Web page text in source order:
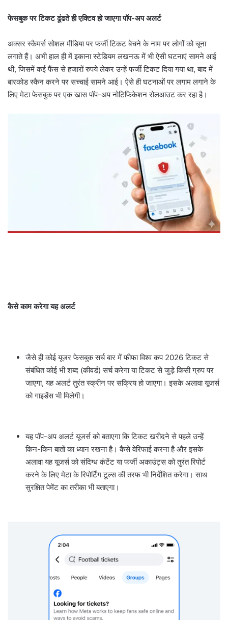
फेसबुक पर टिकट ढूंढते ही एक्टिव हो जाएगा पॉप-अप अलर्ट
अक्सर स्कैमर्स सोशल मीडिया पर फर्जी टिकट बेचने के नाम पर लोगों को चूना
लगाते हैं। अभी हाल ही में इकाना स्टेडियम लखनऊ में भी ऐसी घटनाएं सामने आई
थी, जिसमें कई फैंस से हजारों रुपये लेकर उन्हें फर्जी टिकट दिया गया था, बाद में
बारकोड स्कैन करने पर सच्चाई सामने आई। ऐसे ही घटनाओं पर लगाम लगाने के
लिए मेटा फेसबुक पर एक खास पॉप-अप नोटिफिकेशन रोलआउट कर रहा है।
कैसे काम करेगा यह अलर्ट
जैसे ही कोई यूजर फेसबुक सर्च बार में फीफा विश्व कप 2026 टिकट से
संबंधित कोई भी शब्द (कीवर्ड) सर्च करेगा या टिकट से जुड़े किसी ग्रुप पर
जाएगा, यह अलर्ट तुरंत स्क्रीन पर सक्रिय हो जाएगा। इसके अलावा यूजर्स
को गाइडेंस भी मिलेगी।
यह पॉप-अप अलर्ट यूजर्स को बताएगा कि टिकट खरीदने से पहले उन्हें
किन-किन बातों का ध्यान रखना है। कैसे वेरिफाई करना है और इसके
अलावा यह यूजर्स को संदिग्ध कंटेंट या फर्जी अकाउंट्स को तुरंत रिपोर्ट
करने के लिए मेटा के रिपोर्टिंग टूल्स की तरफ भी निर्देशित करेगा। साथ
सुरक्षित पेमेंट का तरीका भी बताएगा।